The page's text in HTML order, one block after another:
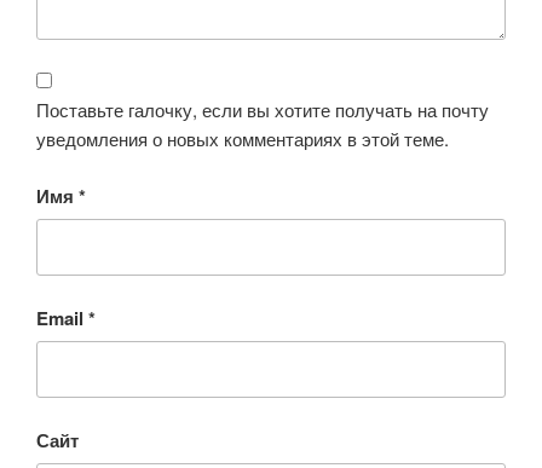
Поставьте галочку, если вы хотите получать на почту
уведомления о новых комментариях в этой теме.
Имя *
Email *
Сайт